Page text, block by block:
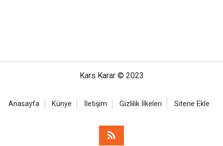
Kars Karar © 2023
Anasayfa Künye İletişim Gizlilik İlkeleri Sitene Ekle